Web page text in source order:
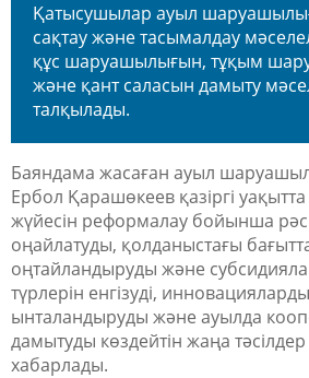
Қатысушылар ауыл
сақтау және тасымалдау
құс шаруашылығын, тұқым
және қантсаласын дамыту
талқылады.
Баяндама жасаған ауыл
Ербол Қарашөкеев қазіргі
жүйесін реформалау бойынша
оңайлатуды, қолданыстағы
оңтайландыруды және
түрлерін енгізуді,
ынталандыруды және ауылда
дамытуды көздейтін жаңа тәсілдер
хабарлады.